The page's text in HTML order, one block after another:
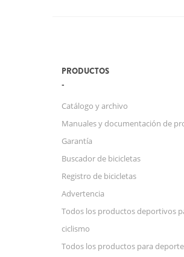
PRODUCTOS
Catálogo y archivo
Manuales y documentación de
Garantía
Buscador de bicicletas
Registro de bicicletas
Advertencia
Todos los productos deportivos
ciclismo
Todos los productos para